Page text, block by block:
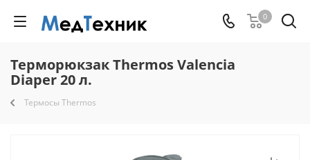
0
Терморюкзак Thermos Valencia
Diaper 20 л.
Термосы Thermos